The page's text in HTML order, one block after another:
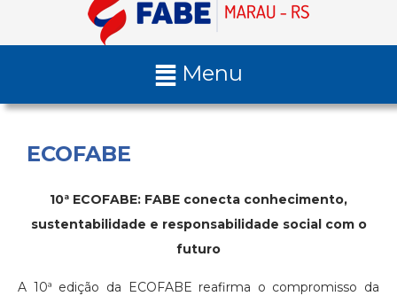
Menu
ECOFABE
10ª ECOFABE: FABE conecta conhecimento,
sustentabilidade e responsabilidade social com o
futuro
A 10ª edição da ECOFABE reafirma o compromisso da